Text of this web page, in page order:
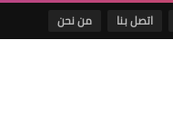
اتصل بنا من نحن